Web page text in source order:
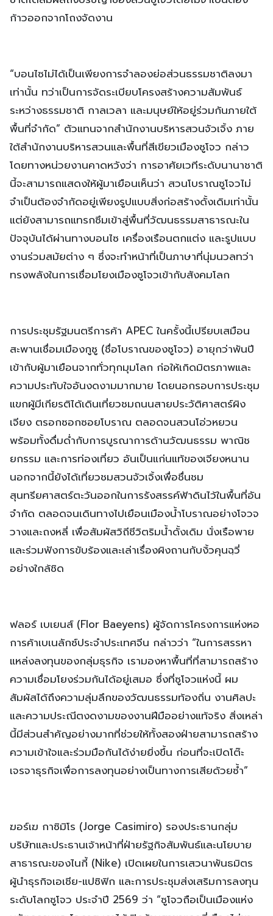
ก้าวออกจากโถงจัดงาน
“บอนไซไม่ได้เป็นเพียงการจำลองย่อส่วนธรรมชาติลงมา
เท่านั้น ทว่าเป็นการจัดระเบียบโครงสร้างความสัมพันธ์
ระหว่างธรรมชาติ กาลเวลา และมนุษย์ให้อยู่ร่วมกันภายใต้
พื้นที่จำกัด” ตัวแทนจากสำนักงานบริหารสวนจัวเจิ้ง ภาย
ใต้สำนักงานบริหารสวนและพื้นที่สีเขียวเมืองซูโจว กล่าว
โดยทางหน่วยงานคาดหวังว่า การอาศัยเวทีระดับนานาชาติ
นี้จะสามารถแสดงให้ผู้มาเยือนเห็นว่า สวนโบราณซูโจวไม่
จำเป็นต้องจำกัดอยู่เพียงรูปแบบสิ่งก่อสร้างดั้งเดิมเท่านั้น
แต่ยังสามารถแทรกซึมเข้าสู่พื้นที่วัฒนธรรมสาธารณะใน
ปัจจุบันได้ผ่านทางบอนไซ เครื่องเรือนตกแต่ง และรูปแบบ
งานร่วมสมัยต่าง ๆ ซึ่งจะทำหน้าที่เป็นภาษาที่นุ่มนวลทว่า
ทรงพลังในการเชื่อมโยงเมืองซูโจวเข้ากับสังคมโลก
การประชุมรัฐมนตรีการค้า APEC ในครั้งนี้เปรียบเสมือน
สะพานเชื่อมเมืองกูซู (ชื่อโบราณของซูโจว) อายุกว่าพันปี
เข้ากับผู้มาเยือนจากทั่วทุกมุมโลก ก่อให้เกิดมิตรภาพและ
ความประทับใจอันงดงามมากมาย โดยนอกรอบการประชุม
แขกผู้มีเกียรติได้เดินเที่ยวชมถนนสายประวัติศาสตร์ผิง
เจียง ตรอกซอกซอยโบราณ ตลอดจนสวนโอ่วหยวน
พร้อมทั้งดื่มด่ำกับการบูรณาการด้านวัฒนธรรม พาณิช
ยกรรม และการท่องเที่ยว อันเป็นแก่นแท้ของเจียงหนาน
นอกจากนี้ยังได้เที่ยวชมสวนจัวเจิ้งเพื่อชื่นชม
สุนทรียศาสตร์ตะวันออกในการรังสรรค์ฟ้าดินไว้ในพื้นที่อัน
จำกัด ตลอดจนเดินทางไปเยือนเมืองน้ำโบราณอย่างโจวจ
วางและถงหลี่ เพื่อสัมผัสวิถีชีวิตริมน้ำดั้งเดิม นั่งเรือพาย
และร่วมฟังการขับร้องและเล่าเรื่องผิงถานกับงิ้วคุนฉฺวี่
อย่างใกล้ชิด
ฟลอร์ เบเยนส์ (Flor Baeyens) ผู้จัดการโครงการแห่งหอ
การค้าเบเนลักซ์ประจำประเทศจีน กล่าวว่า “ในการสรรหา
แหล่งลงทุนของกลุ่มธุรกิจ เรามองหาพื้นที่ที่สามารถสร้าง
ความเชื่อมโยงร่วมกันได้อยู่เสมอ ซึ่งที่ซูโจวแห่งนี้ ผม
สัมผัสได้ถึงความลุ่มลึกของวัฒนธรรมท้องถิ่น งานศิลปะ
และความประณีตงดงามของงานฝีมืออย่างแท้จริง สิ่งเหล่า
นี้มีส่วนสำคัญอย่างมากที่ช่วยให้ทั้งสองฝ่ายสามารถสร้าง
ความเข้าใจและร่วมมือกันได้ง่ายยิ่งขึ้น ก่อนที่จะเปิดโต๊ะ
เจรจาธุรกิจเพื่อการลงทุนอย่างเป็นทางการเสียด้วยซ้ำ”
ฆอร์เฆ กาซิมิโร (Jorge Casimiro) รองประธานกลุ่ม
บริษัทและประธานเจ้าหน้าที่ฝ่ายรัฐกิจสัมพันธ์และนโยบาย
สาธารณะของไนกี้ (Nike) เปิดเผยในการเสวนาพันธมิตร
ผู้นำธุรกิจเอเชีย-แปซิฟิก และการประชุมส่งเสริมการลงทุน
ระดับโลกซูโจว ประจำปี 2569 ว่า “ซูโจวถือเป็นเมืองแห่ง